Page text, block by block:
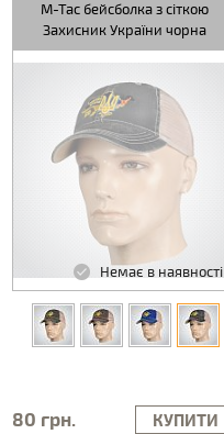
M-Tac бейсболка з сіткою
Захисник України чорна
Немає в наявності
80 грн. КУПИТИ